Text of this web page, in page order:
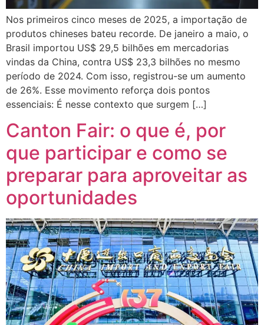
Nos primeiros cinco meses de 2025, a importação de
produtos chineses bateu recorde. De janeiro a maio, o
Brasil importou US$ 29,5 bilhões em mercadorias
vindas da China, contra US$ 23,3 bilhões no mesmo
período de 2024. Com isso, registrou-se um aumento
de 26%. Esse movimento reforça dois pontos
essenciais: É nesse contexto que surgem […]
Canton Fair: o que é, por
que participar e como se
preparar para aproveitar as
oportunidades